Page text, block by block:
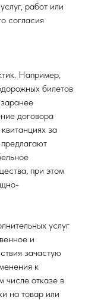
работ или
согласия
Например,
билетов
договора
за
при этом
услуг
и
зачастую
к
числе отказе в
на товар или